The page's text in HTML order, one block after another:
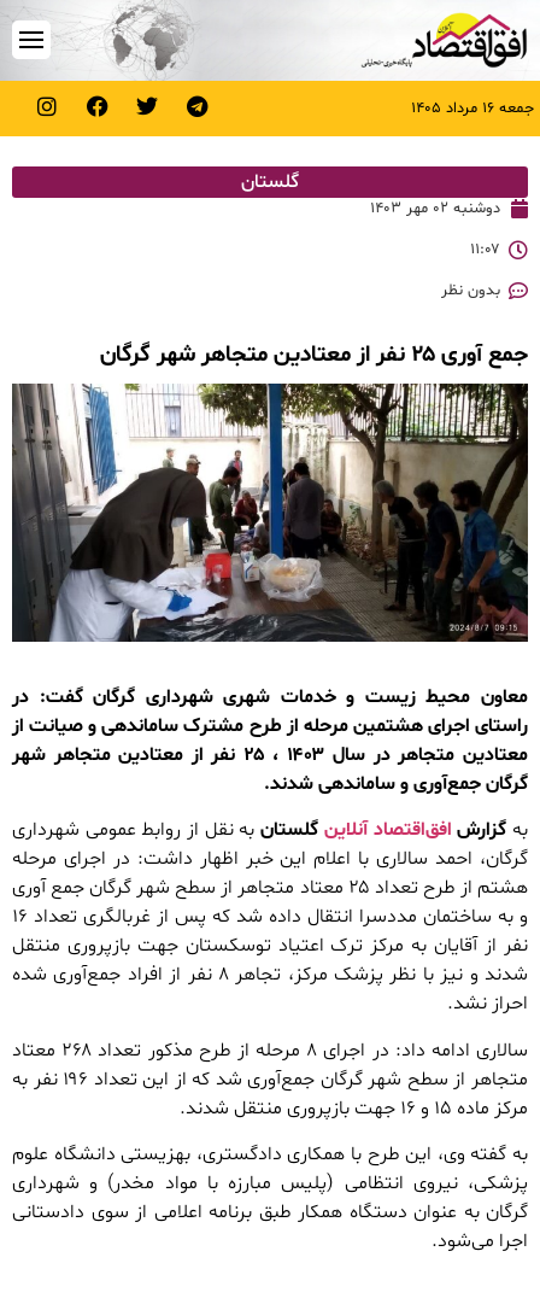
جمعه ۱۶ مرداد ۱۴۰۵
گلستان
دوشنبه ۰۲ مهر ۱۴۰۳
۱۱:۰۷
بدون نظر
جمع آوری ۲۵ نفر از معتادین متجاهر شهر گرگان
معاون محیط زیست و خدمات شهری شهرداری گرگان گفت: در
راستای اجرای هشتمین مرحله از طرح مشترک ساماندهی و صیانت از
معتادین متجاهر در سال ۱۴۰۳ ، ۲۵ نفر از معتادین متجاهر شهر
گرگان جمع‌آوری و ساماندهی شدند.
به گزارش افق‌اقتصاد آنلاین گلستانبه نقل از روابط عمومی شهرداری
گرگان، احمد سالاری با اعلام این خبر اظهار داشت: در اجرای مرحله
هشتم از طرح تعداد ۲۵ معتاد متجاهر از سطح شهر گرگان جمع آوری
و به ساختمان مددسرا انتقال داده شد که پس از غربالگری تعداد ۱۶
نفر از آقایان به مرکز ترک اعتیاد توسکستان جهت بازپروری منتقل
شدند و نیز با نظر پزشک مرکز، تجاهر ۸ نفر از افراد جمع‌آوری شده
احراز نشد.
سالاری ادامه داد: در اجرای ۸ مرحله از طرح مذکور تعداد ۲۶۸ معتاد
متجاهر از سطح شهر گرگان جمع‌آوری شد که از این تعداد ۱۹۶ نفر به
مرکز ماده ۱۵ و ۱۶ جهت بازپروری منتقل شدند.
به گفته وی، این طرح با همکاری دادگستری، بهزیستی دانشگاه علوم
پزشکی، نیروی انتظامی (پلیس مبارزه با مواد مخدر) و شهرداری
گرگان به عنوان دستگاه همکار طبق برنامه اعلامی از سوی دادستانی
اجرا می‌شود.